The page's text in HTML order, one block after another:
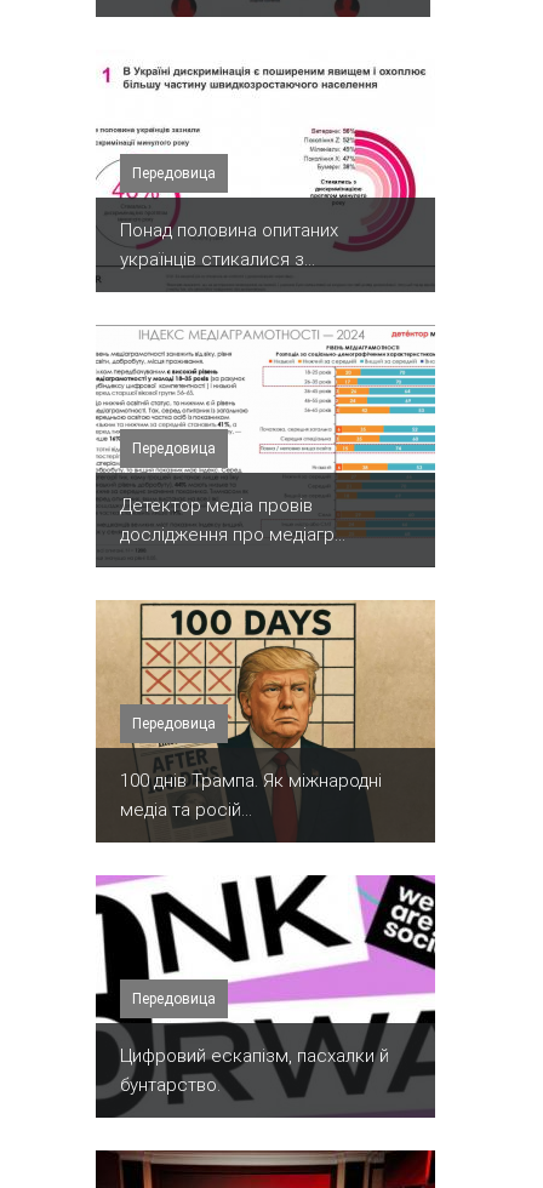
Передовица
Понад половина опитаних
українців стикалися з...
Передовица
Детектор медіа провів
дослідження про медіагр...
Передовица
100 днів Трампа. Як міжнародні
медіа та росій...
Передовица
​Цифровий ескапізм, пасхалки й
бунтарство.